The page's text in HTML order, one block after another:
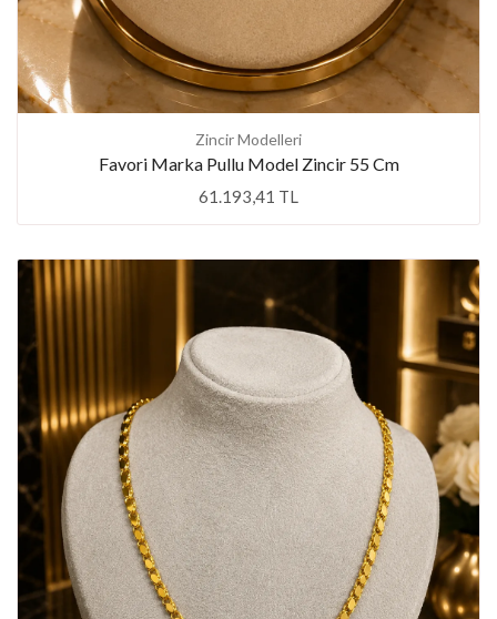
Zincir Modelleri
Favori Marka Pullu Model Zincir 55 Cm
61.193,41 TL